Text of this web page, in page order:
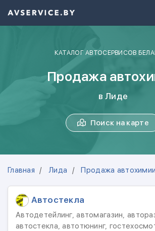
КАТАЛОГ АВТОСЕРВИСОВ
Продажа
в Лиде
Поиск на карте
Главная Лида Продажа автохимии
Автостекла
Автодетейлинг, автомагазин,
автостекла, автотюнинг,